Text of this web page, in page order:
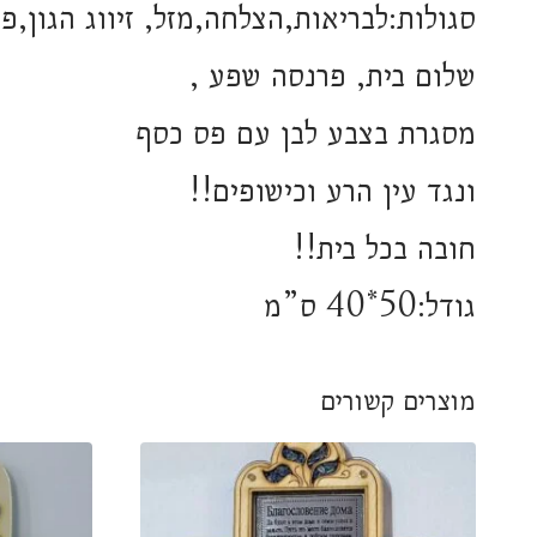
סגולות:לבריאות,הצלחה,מזל, זיווג
שלום בית, פרנסה שפע ,
מסגרת בצבע לבן עם פס כסף
ונגד עין הרע וכישופים!!
חובה בכל בית!!
גודל:50*40 ס”מ
מוצרים קשורים